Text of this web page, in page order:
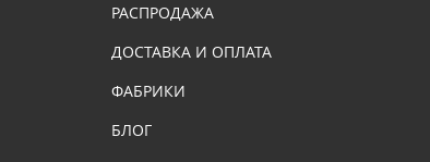
РАСПРОДАЖА
ДОСТАВКА И ОПЛАТА
ФАБРИКИ
БЛОГ